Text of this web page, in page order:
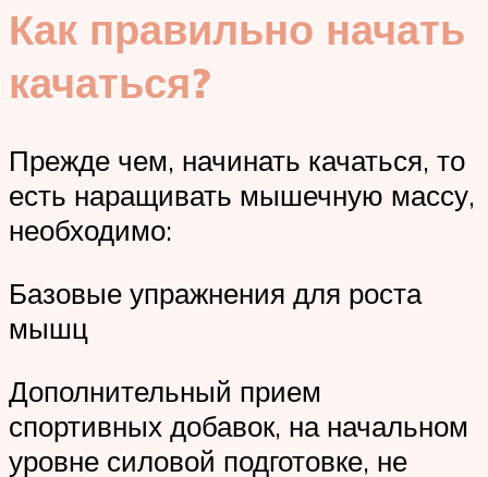
Как правильно начать
качаться?
Прежде чем, начинать качаться, то
есть наращивать мышечную массу,
необходимо:
Базовые упражнения для роста
мышц
Дополнительный прием
спортивных добавок, на начальном
уровне силовой подготовке, не